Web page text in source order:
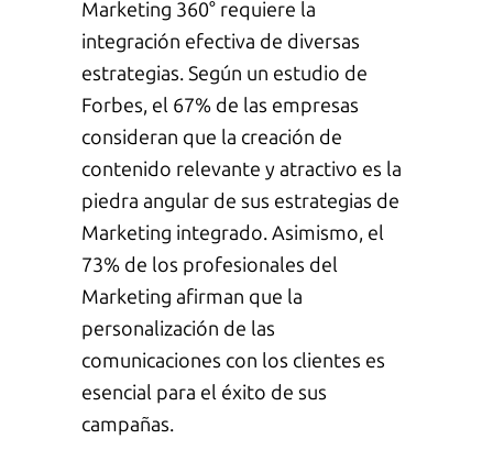
Marketing 360° requiere la
integración efectiva de diversas
estrategias. Según un estudio de
Forbes, el 67% de las empresas
consideran que la creación de
contenido relevante y atractivo es la
piedra angular de sus estrategias de
Marketing integrado. Asimismo, el
73% de los profesionales del
Marketing afirman que la
personalización de las
comunicaciones con los clientes es
esencial para el éxito de sus
campañas.